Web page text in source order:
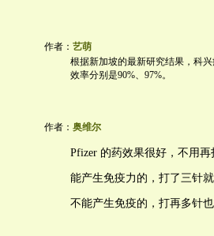
作者： 艺萌
根据新加坡的最新研究结果，科
效率分别是90%、97%。
作者： 奥维尔
Pfizer 的药效果很好，不用再
能产生免疫力的，打了三针就
不能产生免疫的，打再多针